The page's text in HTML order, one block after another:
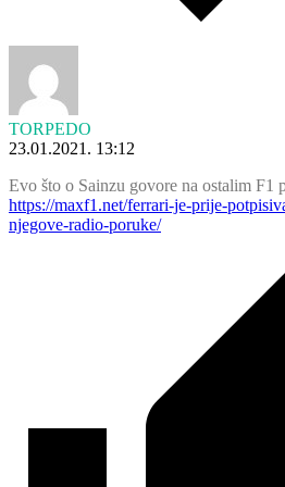
TORPEDO
23.01.2021. 13:12
Evo što o Sainzu govore na ostalim
https://maxf1.net/ferrari-je-prije-
njegove-radio-poruke/